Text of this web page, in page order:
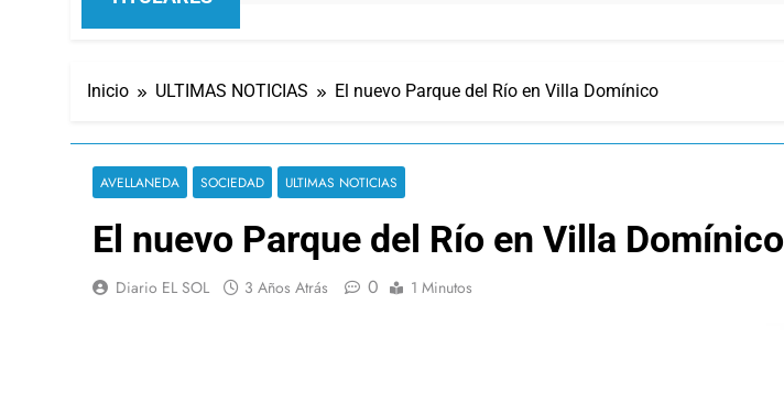
Inicio ULTIMAS NOTICIAS El nuevo Parque del Río en Villa Domínico
AVELLANEDA SOCIEDAD ULTIMAS NOTICIAS
El nuevo Parque del Río en Villa Domínico
Diario EL SOL 3 Años Atrás 0 1 Minutos